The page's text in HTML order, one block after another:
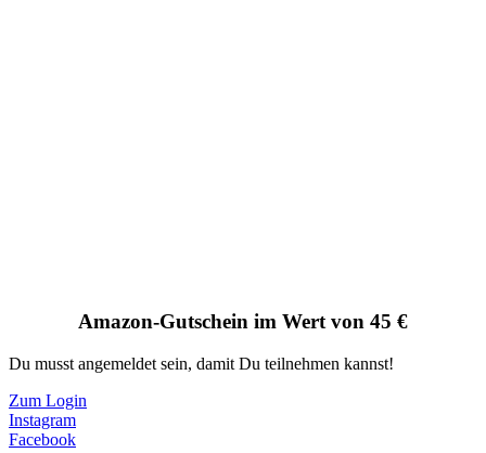
Amazon-Gutschein im Wert von 45 €
Du musst angemeldet sein, damit Du teilnehmen kannst!
Zum Login
Instagram
Facebook